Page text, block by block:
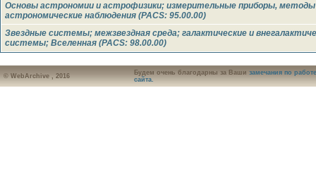
Основы астрономии и астрофизики; измерительные приборы, методы
астрономические наблюдения (PACS: 95.00.00)
Звездные системы; межзвездная среда; галактические и
системы; Вселенная (PACS: 98.00.00)
© WebArchive , 2016 Будем очень благодарны за Ваши замечания по работе
сайта.